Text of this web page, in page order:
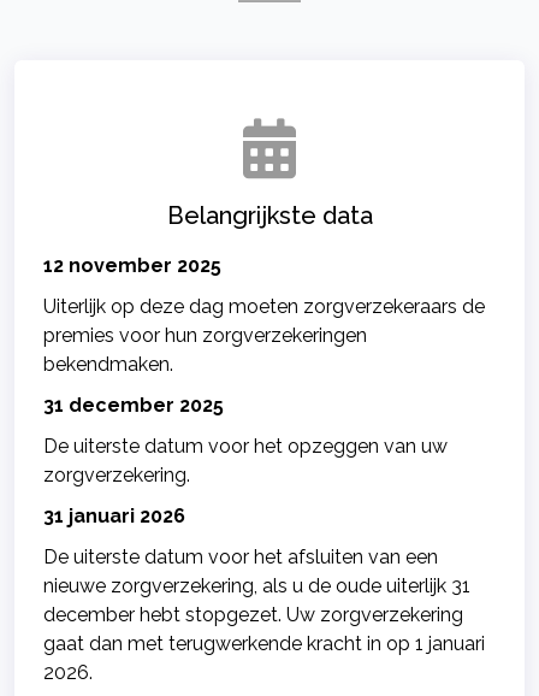
Belangrijkste data
12 november 2025
Uiterlijk op deze dag moeten zorgverzekeraars de
premies voor hun zorgverzekeringen
bekendmaken.
31 december 2025
De uiterste datum voor het opzeggen van uw
zorgverzekering.
31 januari 2026
De uiterste datum voor het afsluiten van een
nieuwe zorgverzekering, als u de oude uiterlijk 31
december hebt stopgezet. Uw zorgverzekering
gaat dan met terugwerkende kracht in op 1 januari
2026.